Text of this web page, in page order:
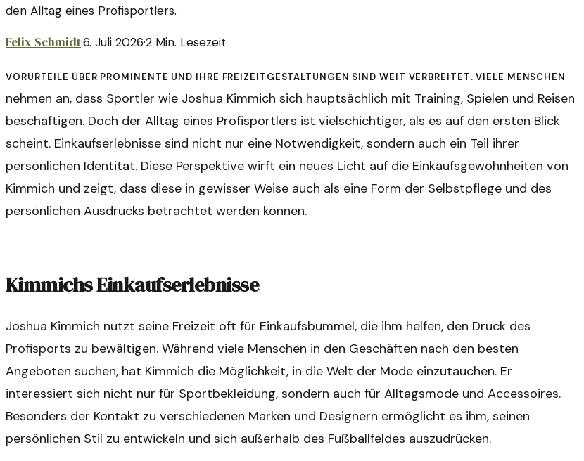
den Alltag eines Profisportlers.
Felix Schmidt·6. Juli 2026·2 Min. Lesezeit
Vorurteile über Prominente und ihre Freizeitgestaltungen sind weit verbreitet. Viele Menschen
nehmen an, dass Sportler wie Joshua Kimmich sich hauptsächlich mit Training, Spielen und Reisen
beschäftigen. Doch der Alltag eines Profisportlers ist vielschichtiger, als es auf den ersten Blick
scheint. Einkaufserlebnisse sind nicht nur eine Notwendigkeit, sondern auch ein Teil ihrer
persönlichen Identität. Diese Perspektive wirft ein neues Licht auf die Einkaufsgewohnheiten von
Kimmich und zeigt, dass diese in gewisser Weise auch als eine Form der Selbstpflege und des
persönlichen Ausdrucks betrachtet werden können.
Kimmichs Einkaufserlebnisse
Joshua Kimmich nutzt seine Freizeit oft für Einkaufsbummel, die ihm helfen, den Druck des
Profisports zu bewältigen. Während viele Menschen in den Geschäften nach den besten
Angeboten suchen, hat Kimmich die Möglichkeit, in die Welt der Mode einzutauchen. Er
interessiert sich nicht nur für Sportbekleidung, sondern auch für Alltagsmode und Accessoires.
Besonders der Kontakt zu verschiedenen Marken und Designern ermöglicht es ihm, seinen
persönlichen Stil zu entwickeln und sich außerhalb des Fußballfeldes auszudrücken.